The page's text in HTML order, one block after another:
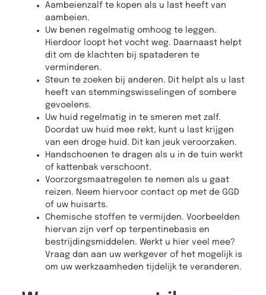
Aambeienzalf te kopen als u last heeft van
aambeien.
Uw benen regelmatig omhoog te leggen.
Hierdoor loopt het vocht weg. Daarnaast helpt
dit om de klachten bij spataderen te
verminderen.
Steun te zoeken bij anderen. Dit helpt als u last
heeft van stemmingswisselingen of sombere
gevoelens.
Uw huid regelmatig in te smeren met zalf.
Doordat uw huid mee rekt, kunt u last krijgen
van een droge huid. Dit kan jeuk veroorzaken.
Handschoenen te dragen als u in de tuin werkt
of kattenbak verschoont.
Voorzorgsmaatregelen te nemen als u gaat
reizen. Neem hiervoor contact op met de GGD
of uw huisarts.
Chemische stoffen te vermijden. Voorbeelden
hiervan zijn verf op terpentinebasis en
bestrijdingsmiddelen. Werkt u hier veel mee?
Vraag dan aan uw werkgever of het mogelijk is
om uw werkzaamheden tijdelijk te veranderen.